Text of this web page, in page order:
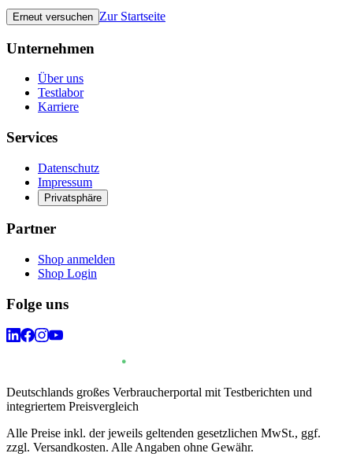
Erneut versuchen Zur Startseite
Unternehmen
Über uns
Testlabor
Karriere
Services
Datenschutz
Impressum
Privatsphäre
Partner
Shop anmelden
Shop Login
Folge uns
Deutschlands großes Verbraucherportal mit Testberichten und
integriertem Preisvergleich
Alle Preise inkl. der jeweils geltenden gesetzlichen MwSt., ggf.
zzgl. Versandkosten. Alle Angaben ohne Gewähr.